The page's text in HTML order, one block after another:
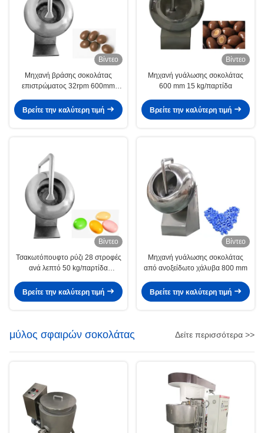
Βίντεο
Μηχανή βράσης σοκολάτας
επιστρώματος 32rpm 600mm
Βρείτε την καλύτερη τιμή
Βίντεο
Μηχανή γυάλωσης σοκολάτας
600 mm 15 kg/παρτίδα
Βρείτε την καλύτερη τιμή
Βίντεο
Τσακωτόπουφτο ρύζι 28 στροφές
ανά λεπτό 50 kg/παρτίδα
Βρείτε την καλύτερη τιμή
Βίντεο
Μηχανή γυάλωσης σοκολάτας
από ανοξείδωτο χάλυβα 800 mm
Βρείτε την καλύτερη τιμή
μύλος σφαιρών σοκολάτας Δείτε περισσότερα >>